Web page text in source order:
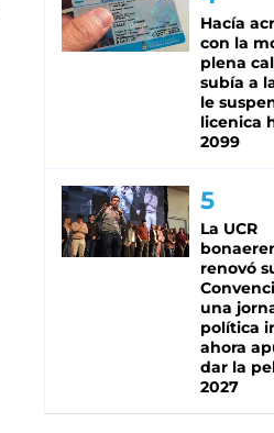
Hacía
con la
plena
subía a
le
licenica
2099
La UCR
renovó
una
política
ahora
dar la
2027